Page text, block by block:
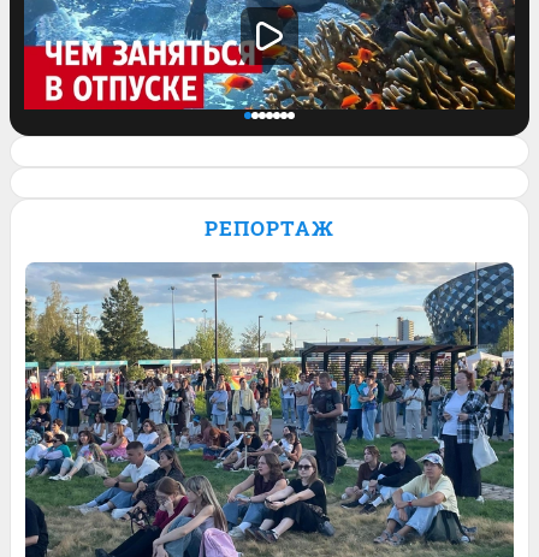
приятные ощущения»: туристка
3 Обсудить
17 Обсудить Обсудить
РЕПОРТАЖ